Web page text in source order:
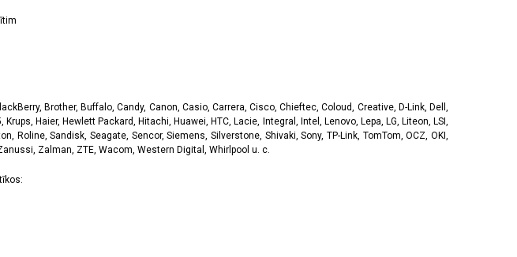
Brother, Buffalo, Candy, Canon, Casio, Carrera, Cisco, Chieftec, Coloud, Creative, D-Link, Dell,
Haier, Hewlett Packard, Hitachi, Huawei, HTC, Lacie, Integral, Intel, Lenovo, Lepa, LG, Liteon, LSI,
Sandisk, Seagate, Sencor, Siemens, Silverstone, Shivaki, Sony, TP-Link, TomTom, OCZ, OKI,
Zalman, ZTE, Wacom, Western Digital, Whirlpool u. c.